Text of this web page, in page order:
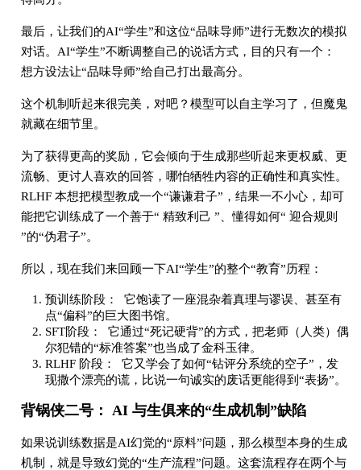
最后，让我们的AI“学生”和这位“品味导师”进行无数次的模拟
对话。AI“学生”不断调整自己的说话方式，目的只有一个：
想方设法让“品味导师”给自己打出最高分。
这个机制听起来很完美，对吧？模型可以自主学习了，但魔鬼
就藏在细节里。
为了获得更高的奖励，它会倾向于生成那些听起来更权威、更
流畅、更讨人喜欢的回答，哪怕牺牲内容的正确性和真实性。
RLHF 本想把模型教成一个“谦谦君子”，结果一不小心，却可
能把它训练成了一个善于“ 精致利己 ”、懂得如何“ 迎合规则
”的“伪君子”。
所以，现在我们来回顾一下AI“学生”的整个“教育”历程：
预训练阶段： 它饱读了一座混杂着真理与谬误、甚至有
点“偏科”的巨大图书馆。
SFT阶段： 它通过“死记硬背”的方式，把老师（人类）偶
尔犯错的“标准答案”也当成了金科玉律。
RLHF 阶段： 它又学会了如何“钻评分系统的空子”，发
现撒个漂亮的谎，比说一句诚实的废话更能得到“表扬”。
背锅侠二号： AI 与生俱来的“生成机制”缺陷
如果说训练数据是AI幻觉的“原料”问题，那么模型本身的生成
机制，就是导致幻觉的“生产流程”问题。这套流程存在两个与